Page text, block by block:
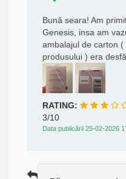
Bună seara! Am
Genesis, insa am
ambalajul de carton
produsului ) era
RATING:
3/10
Data publicării 25-02-2026